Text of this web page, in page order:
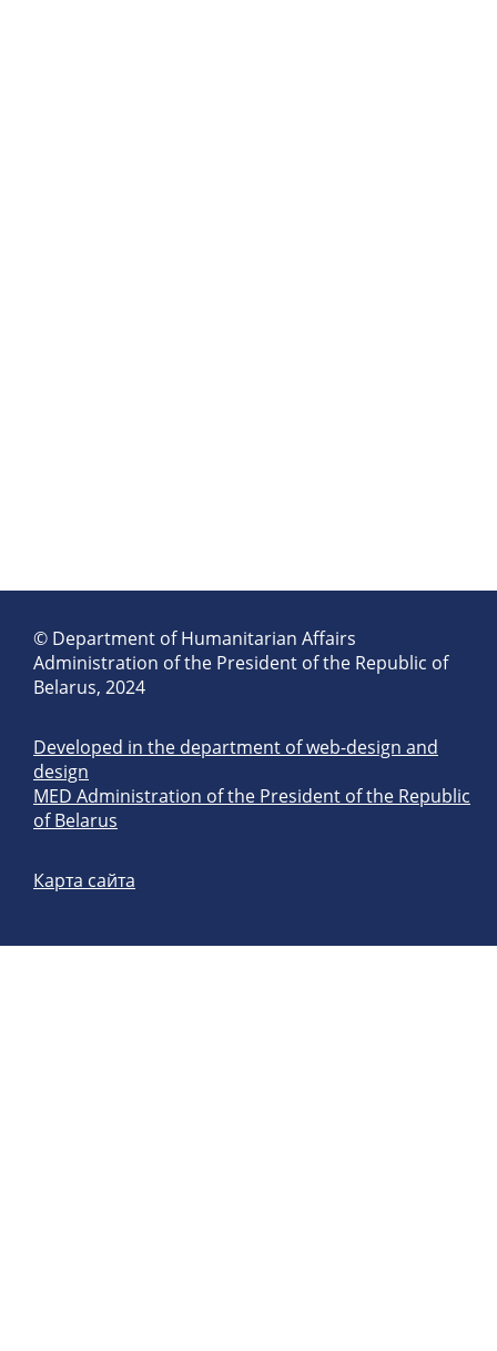
© Department of Humanitarian Affairs
Administration of the President of the Republic of
Belarus, 2024
Developed in the department of web-design and
design
MED Administration of the President of the Republic
of Belarus
Карта сайта